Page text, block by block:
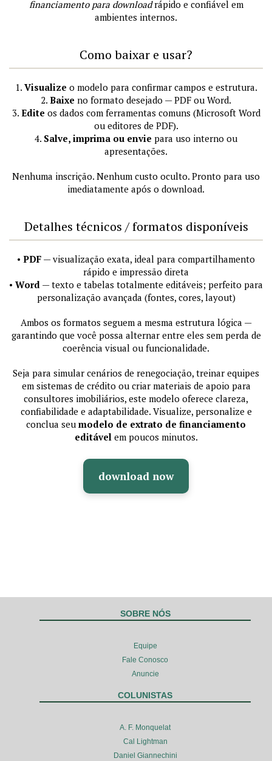
financiamento para downloadrápido e confiável em
ambientes internos.
Como baixar e usar?
1. Visualize o modelo para confirmar campos e estrutura.
2. Baixe no formato desejado — PDF ou Word.
3. Edite os dados com ferramentas comuns (Microsoft Word
ou editores de PDF).
4. Salve, imprima ou envie para uso interno ou
apresentações.
Nenhuma inscrição. Nenhum custo oculto. Pronto para uso
imediatamente após o download.
Detalhes técnicos / formatos disponíveis
• PDF — visualização exata, ideal para compartilhamento
rápido e impressão direta
• Word — texto e tabelas totalmente editáveis; perfeito para
personalização avançada (fontes, cores, layout)
Ambos os formatos seguem a mesma estrutura lógica —
garantindo que você possa alternar entre eles sem perda de
coerência visual ou funcionalidade.
Seja para simular cenários de renegociação, treinar equipes
em sistemas de crédito ou criar materiais de apoio para
consultores imobiliários, este modelo oferece clareza,
confiabilidade e adaptabilidade. Visualize, personalize e
conclua seu modelo de extrato de financiamento
editável em poucos minutos.
download now
SOBRE NÓS
Equipe
Fale Conosco
Anuncie
COLUNISTAS
A. F. Monquelat
Cal Lightman
Daniel Giannechini